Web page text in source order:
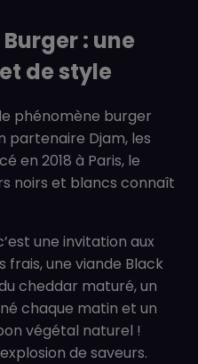
: une
de style
phénomène burger
partenaire Djam, les
en 2018 à Paris, le
noirs et blancs connaît
une invitation aux
frais, une viande Black
cheddar maturé, un
chaque matin et un
végétal naturel !
de saveurs.